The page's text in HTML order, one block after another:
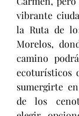
vibrante
la Ruta de
Morelos,
camino
ecoturísticos
sumergirte
de los